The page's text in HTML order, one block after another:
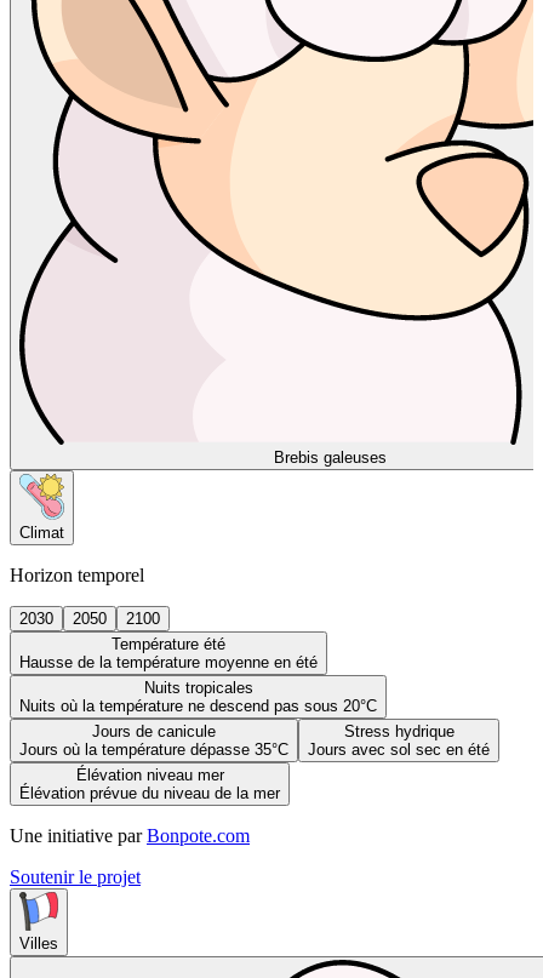
Brebis galeuses
Climat
Horizon temporel
2030 2050
2100
Température été
Hausse de la température moyenne en été
Nuits tropicales
Nuits où la température ne descend pas sous 20°C
Jours de canicule
Jours où la température dépasse 35°C
Stress hydrique
Jours avec sol sec en été
Élévation niveau mer
Élévation prévue du niveau de la mer
Une initiative par Bonpote.com
Soutenir le projet
Villes